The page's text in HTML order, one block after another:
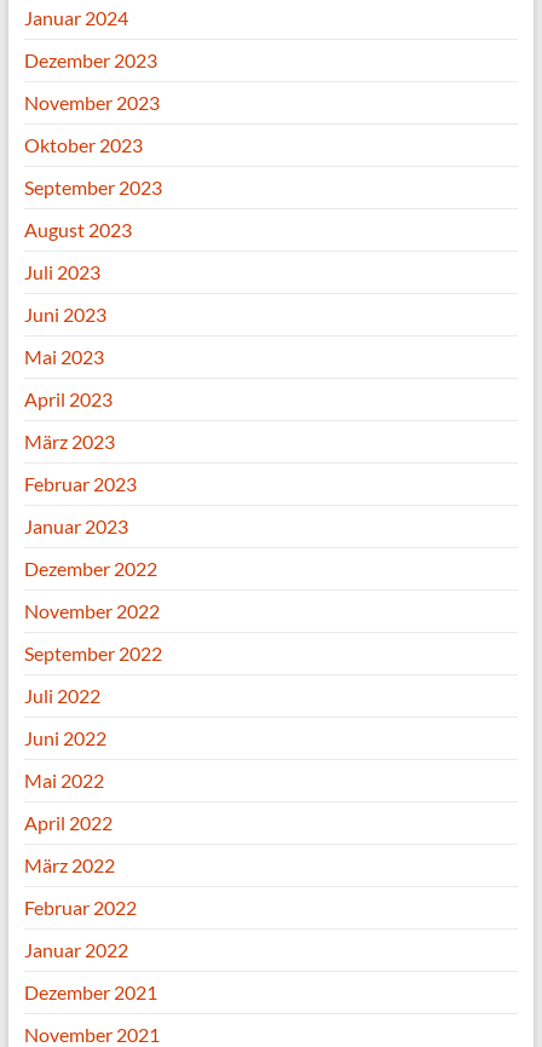
Januar 2024
Dezember 2023
November 2023
Oktober 2023
September 2023
August 2023
Juli 2023
Juni 2023
Mai 2023
April 2023
März 2023
Februar 2023
Januar 2023
Dezember 2022
November 2022
September 2022
Juli 2022
Juni 2022
Mai 2022
April 2022
März 2022
Februar 2022
Januar 2022
Dezember 2021
November 2021